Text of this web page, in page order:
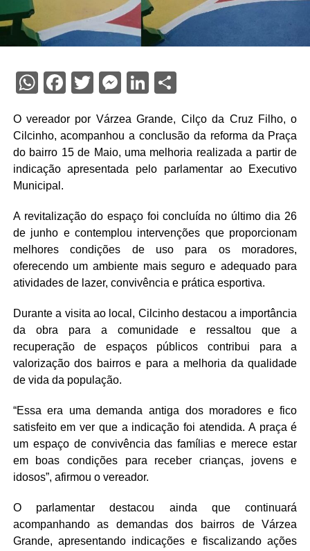
WhatsApp
Facebook
TwitterMessenger
LinkedIn
O vereador por Várzea Grande, Cilço da Cruz Filho, o
Cilcinho, acompanhou a conclusão da reforma da Praça
do bairro 15 de Maio, uma melhoria realizada a partir de
indicação apresentada pelo parlamentar ao Executivo
Municipal.
A revitalização do espaço foi concluída no último dia 26
de junho e contemplou intervenções que proporcionam
melhores condições de uso para os moradores,
oferecendo um ambiente mais seguro e adequado para
atividades de lazer, convivência e prática esportiva.
Durante a visita ao local, Cilcinho destacou a importância
da obra para a comunidade e ressaltou que a
recuperação de espaços públicos contribui para a
valorização dos bairros e para a melhoria da qualidade
de vida da população.
“Essa era uma demanda antiga dos moradores e fico
satisfeito em ver que a indicação foi atendida. A praça é
um espaço de convivência das famílias e merece estar
em boas condições para receber crianças, jovens e
idosos”, afirmou o vereador.
O parlamentar destacou ainda que continuará
acompanhando as demandas dos bairros de Várzea
Grande, apresentando indicações e fiscalizando ações